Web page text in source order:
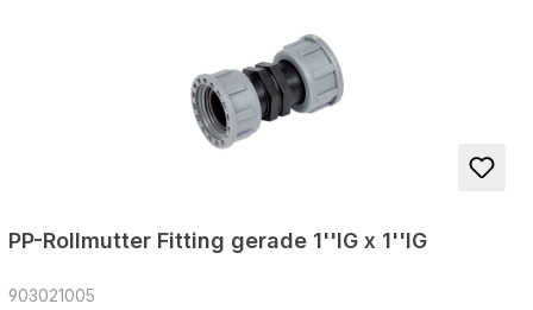
PP-Rollmutter Fitting gerade 1''IG x 1''IG
903021005